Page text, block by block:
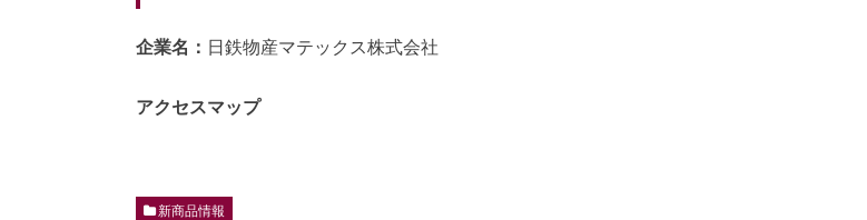
企業名： 日鉄物産マテックス株式会社
アクセスマップ
新商品情報